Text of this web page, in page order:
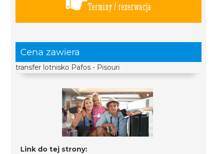
Terminy / rezerwacja
Cena zawiera
transfer lotnisko Pafos - Pisouri
Link do tej strony: